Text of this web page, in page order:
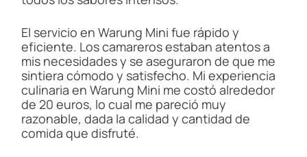
El servicio en Warung Mini fue rápido y
eficiente. Los camareros estaban atentos a
mis necesidades y se aseguraron de que me
sintiera cómodo y satisfecho. Mi experiencia
culinaria en Warung Mini me costó alrededor
de 20 euros, lo cual me pareció muy
razonable, dada la calidad y cantidad de
comida que disfruté.